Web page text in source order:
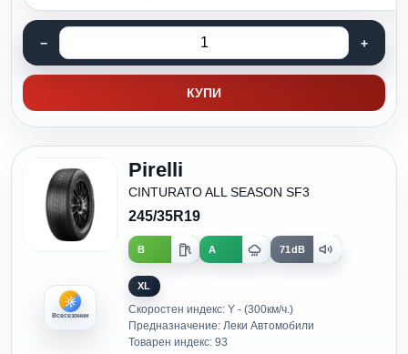
КУПИ
Всесезонни
Pirelli
CINTURATO ALL SEASON SF3
245/35R19
B A 71dB
XL
Скоростен индекс: Y - (300км/ч.)
Предназначение: Леки Автомобили
Товарен индекс: 93